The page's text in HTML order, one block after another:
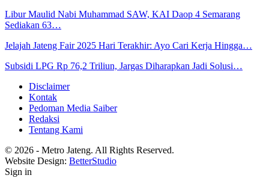
Libur Maulid Nabi Muhammad SAW, KAI Daop 4 Semarang
Sediakan 63…
Jelajah Jateng Fair 2025 Hari Terakhir: Ayo Cari Kerja Hingga…
Subsidi LPG Rp 76,2 Triliun, Jargas Diharapkan Jadi Solusi…
Disclaimer
Kontak
Pedoman Media Saiber
Redaksi
Tentang Kami
© 2026 - Metro Jateng. All Rights Reserved.
Website Design: BetterStudio
Sign in